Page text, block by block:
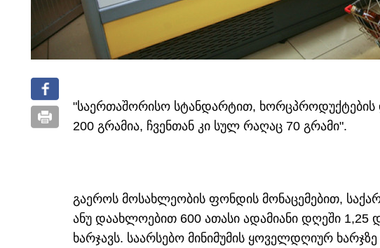
"საერთაშორისო სტანდარტით, ხორცპროდუქტების
200 გრამია, ჩვენთან კი სულ რაღაც 70 გრამი".
გაეროს მოსახლეობის ფონდის მონაცემებით,
ანუ დაახლოებით 600 ათასი ადამიანი დღეში
ხარჯავს. საარსებო მინიმუმის ყოველდღიურ